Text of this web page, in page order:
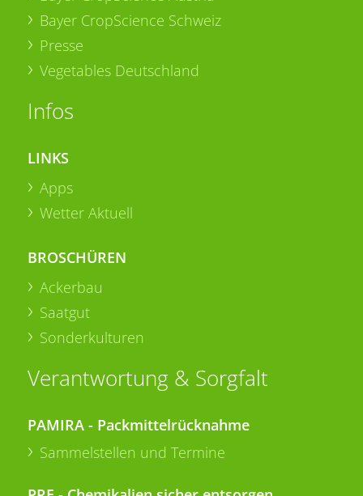
Bayer CropScience Schweiz
Presse
Vegetables Deutschland
Infos
LINKS
Apps
Wetter Aktuell
BROSCHÜREN
Ackerbau
Saatgut
Sonderkulturen
Verantwortung & Sorgfalt
PAMIRA - Packmittelrücknahme
Sammelstellen und Termine